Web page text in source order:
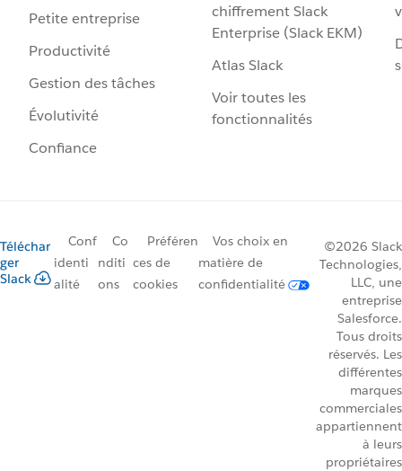
Petite entreprise
Productivité
Gestion des tâches
Évolutivité
Confiance
chiffrement Slack
Enterprise (Slack EKM)
Atlas Slack
Voir toutes les
fonctionnalités
Téléchar
ger
Slack
Conf
identi
alité
Co
nditi
ons
Préféren
ces de
cookies
Vos choix en
matière de
confidentialité
©2026 Slack
Technologies,
LLC, une
entreprise
Salesforce.
Tous droits
réservés. Les
différentes
marques
commerciales
appartiennent
à leurs
propriétaires